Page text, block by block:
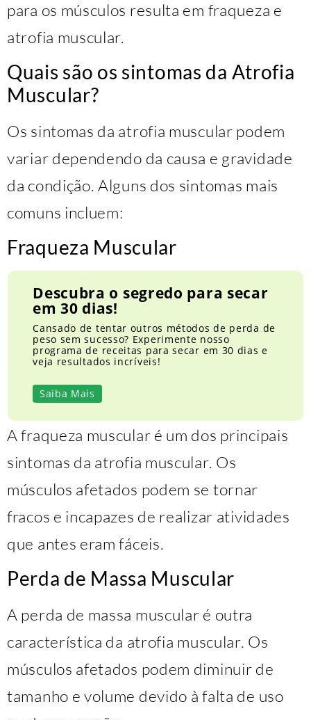
para os músculos resulta em fraqueza e
atrofia muscular.
Quais são os sintomas da Atrofia
Muscular?
Os sintomas da atrofia muscular podem
variar dependendo da causa e gravidade
da condição. Alguns dos sintomas mais
comuns incluem:
Fraqueza Muscular
Descubra o segredo para secar
em 30 dias!
Cansado de tentar outros métodos de perda de
peso sem sucesso? Experimente nosso
programa de receitas para secar em 30 dias e
veja resultados incríveis!
Saiba Mais
A fraqueza muscular é um dos principais
sintomas da atrofia muscular. Os
músculos afetados podem se tornar
fracos e incapazes de realizar atividades
que antes eram fáceis.
Perda de Massa Muscular
A perda de massa muscular é outra
característica da atrofia muscular. Os
músculos afetados podem diminuir de
tamanho e volume devido à falta de uso